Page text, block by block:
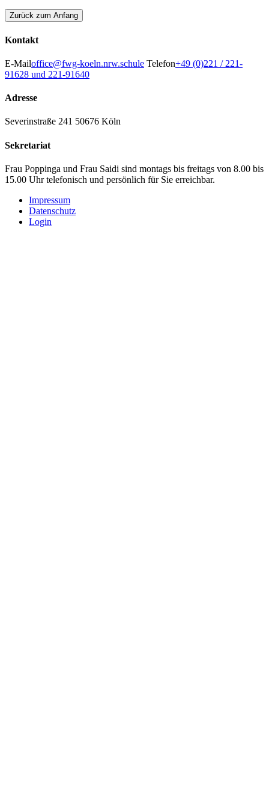
Zurück zum Anfang
Kontakt
E-Mailoffice@fwg-koeln.nrw.schule Telefon+49 (0)221 / 221-
91628 und 221-91640
Adresse
Severinstraße 241 50676 Köln
Sekretariat
Frau Poppinga und Frau Saidi sind montags bis freitags von 8.00 bis
15.00 Uhr telefonisch und persönlich für Sie erreichbar.
Impressum
Datenschutz
Login